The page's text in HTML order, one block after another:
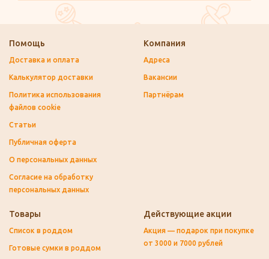
Помощь
Доставка и оплата
Калькулятор доставки
Политика использования
файлов cookie
Статьи
Публичная оферта
О персональных данных
Согласие на обработку
персональных данных
Компания
Адреса
Вакансии
Партнёрам
Товары
Список в роддом
Готовые сумки в роддом
Действующие акции
Акция — подарок при покупке
от 3000 и 7000 рублей